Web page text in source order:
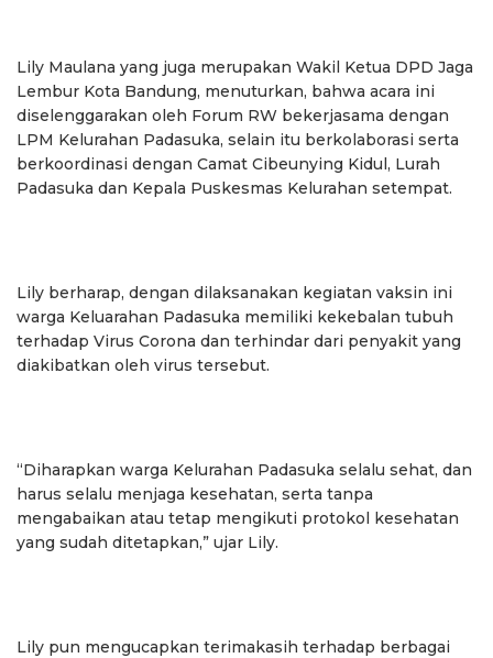
Lily Maulana yang juga merupakan Wakil Ketua DPD Jaga
Lembur Kota Bandung, menuturkan, bahwa acara ini
diselenggarakan oleh Forum RW bekerjasama dengan
LPM Kelurahan Padasuka, selain itu berkolaborasi serta
berkoordinasi dengan Camat Cibeunying Kidul, Lurah
Padasuka dan Kepala Puskesmas Kelurahan setempat.
Lily berharap, dengan dilaksanakan kegiatan vaksin ini
warga Keluarahan Padasuka memiliki kekebalan tubuh
terhadap Virus Corona dan terhindar dari penyakit yang
diakibatkan oleh virus tersebut.
“Diharapkan warga Kelurahan Padasuka selalu sehat, dan
harus selalu menjaga kesehatan, serta tanpa
mengabaikan atau tetap mengikuti protokol kesehatan
yang sudah ditetapkan,” ujar Lily.
Lily pun mengucapkan terimakasih terhadap berbagai